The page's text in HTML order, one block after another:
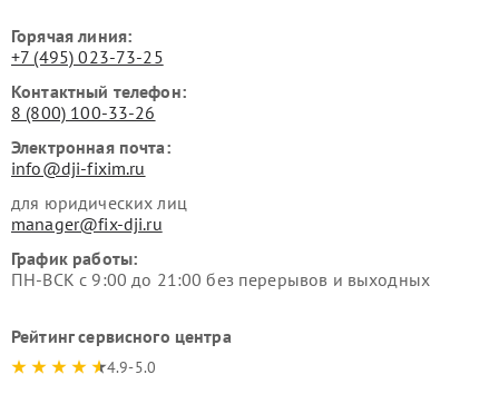
Горячая линия:
+7 (495) 023-73-25
Контактный телефон:
8 (800) 100-33-26
Электронная почта:
info@dji-fixim.ru
для юридических лиц
manager@fix-dji.ru
График работы:
ПН-ВСК с 9:00 до 21:00 без перерывов и выходных
Рейтинг сервисного центра
4.9-5.0